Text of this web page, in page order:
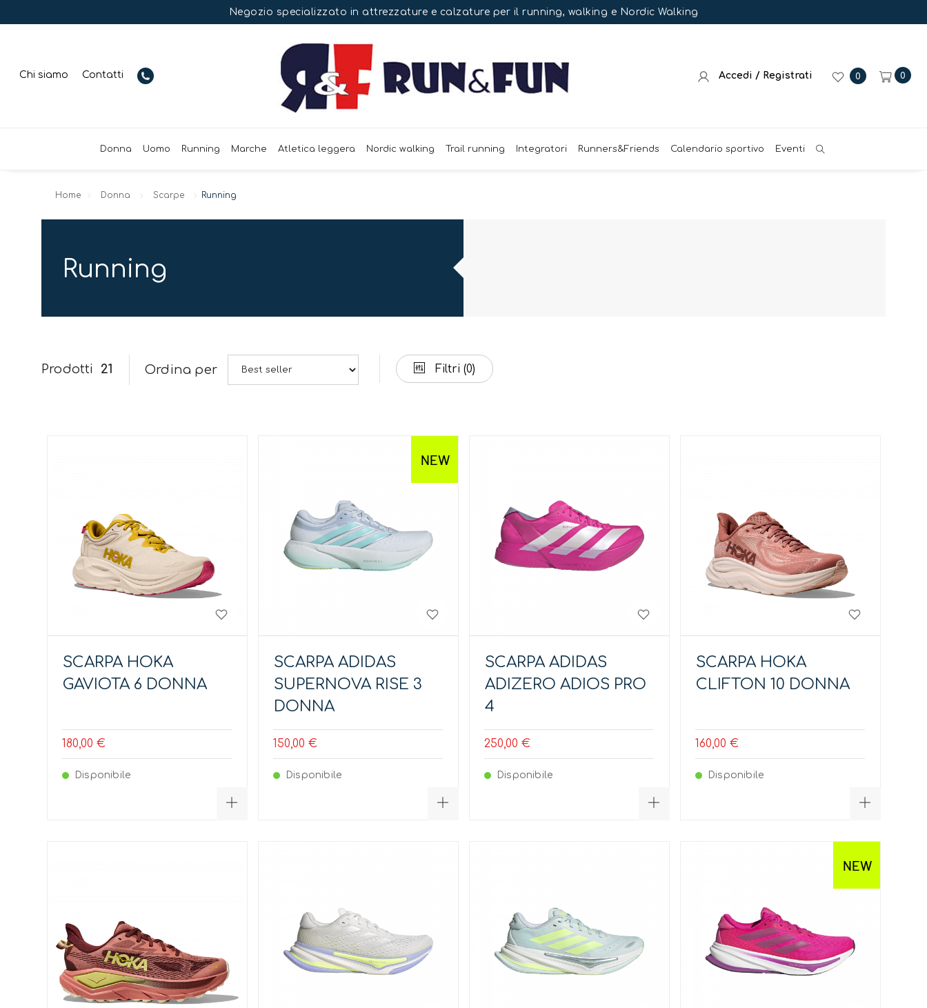
Negozio specializzato in attrezzature e calzature per il running, walking e Nordic Walking
Chi siamo Contatti Accedi / Registrati 0 0
Donna Uomo Running Marche Atletica leggera Nordic walking Trail running Integratori Runners&Friends Calendario sportivo Eventi
Home Donna Scarpe Running
Running
Prodotti 21 Ordina per Filtri (0)
SCARPA HOKA
GAVIOTA 6 DONNA
180,00 €
Disponibile
SCARPA ADIDAS
SUPERNOVA RISE 3
DONNA
150,00 €
Disponibile
SCARPA ADIDAS
ADIZERO ADIOS PRO
4
250,00 €
Disponibile
SCARPA HOKA
CLIFTON 10 DONNA
160,00 €
Disponibile